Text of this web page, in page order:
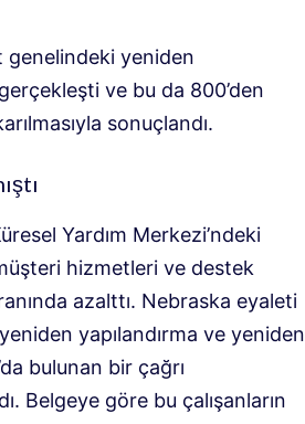
genelindeki yeniden
ve bu da 800’den
sonuçlandı.
Yardım Merkezi’ndeki
hizmetleri ve destek
azalttı. Nebraska eyaleti
yapılandırma ve yeniden
bulunan bir çağrı
Belgeye göre bu çalışanların